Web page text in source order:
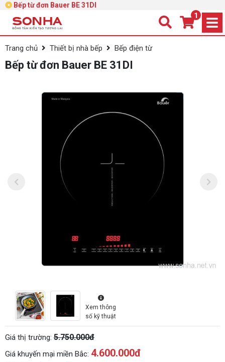
Bếp từ đơn Bauer BE 31DI
1
Trang chủ Thiết bị nhà bếp Bếp điện từ
Bếp từ đơn Bauer BE 31DI
Xem thông
số kỹ thuật
Giá thị trường: 5.750.000đ
Giá khuyến mại miền Bắc: 4.600.000đ